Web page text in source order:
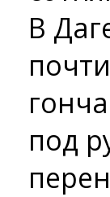
В
под